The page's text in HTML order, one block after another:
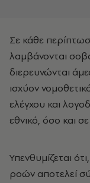
Σε κάθε
λαμβάνονται
διερευνώνται
ισχύον
ελέγχου και
εθνικό, όσο και
Υπενθυμίζεται
ροών αποτελεί